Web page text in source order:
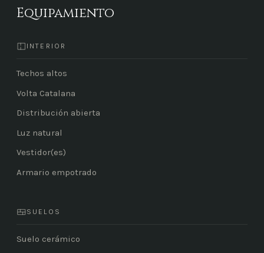
Equipamiento
INTERIOR
Techos altos
Volta Catalana
Distribución abierta
Luz natural
Vestidor(es)
Armario empotrado
SUELOS
Suelo cerámico